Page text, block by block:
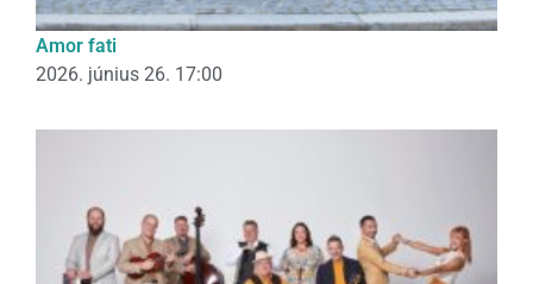
Amor fati
2026. június 26. 17:00